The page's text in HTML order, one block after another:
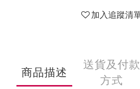
加入追蹤清
商品描述
送貨及付款
方式